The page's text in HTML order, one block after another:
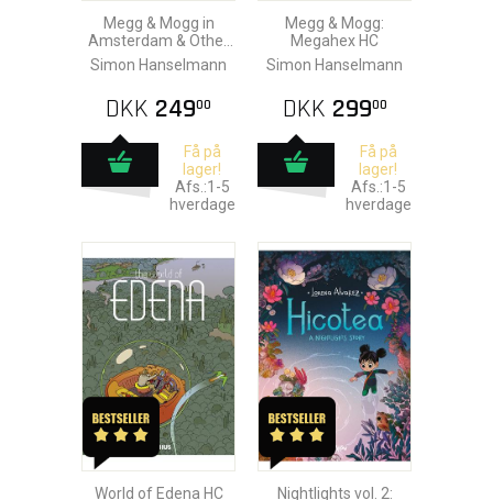
Megg & Mogg in
Amsterdam & Other
Stories HC
Simon Hanselmann
DKK 24900
Få på
lager!
Afs.:1-5
hverdage
Megg & Mogg:
Megahex HC
Simon Hanselmann
DKK 29900
Få på
lager!
Afs.:1-5
hverdage
World of Edena HC
Nightlights vol. 2: